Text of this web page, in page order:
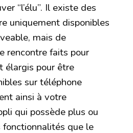
“l’élu”. Il existe des
uniquement disponibles
mais de
rencontre faits pour
élargis pour être
sur téléphone
ainsi à votre
qui possède plus ou
fonctionnalités que le